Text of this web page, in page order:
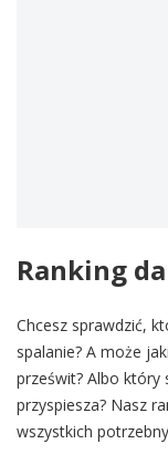
Ranking
Chcesz sprawdzić,
spalanie? A może
prześwit? Albo
przyspiesza? Nasz
wszystkich